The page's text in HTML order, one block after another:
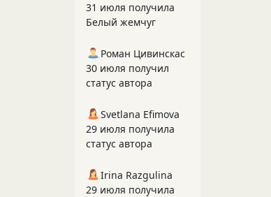
31 июля получила
Белый жемчуг
Роман Цивинскас
30 июля получил
статус автора
Svetlana Efimova
29 июля получила
статус автора
Irina Razgulina
29 июля получила